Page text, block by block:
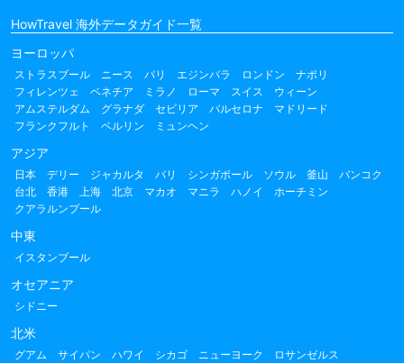
HowTravel 海外データガイド一覧
ヨーロッパ
ストラスブール ニース パリ エジンバラ ロンドン
ナポリ
フィレンツェ
ベネチア ミラノ ローマ スイス
ウィーン
アムステルダム
グラナダ セビリア バルセロナ
マドリード
フランクフルト
ベルリン ミュンヘン
アジア
日本 デリー ジャカルタ バリ シンガポール ソウル 釜山
バンコク
台北
香港 上海 北京 マカオ マニラ ハノイ
ホーチミン
クアラルンプール
中東
イスタンブール
オセアニア
シドニー
北米
グアム サイパン ハワイ シカゴ ニューヨーク ロサンゼルス